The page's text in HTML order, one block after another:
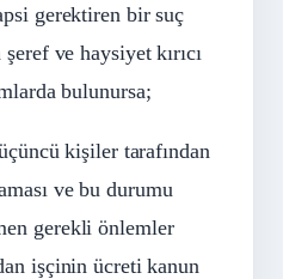
gerektiren bir suç
ve haysiyet kırıcı
bulunursa;
kişiler tarafından
ve bu durumu
gerekli önlemler
işçinin ücreti kanun